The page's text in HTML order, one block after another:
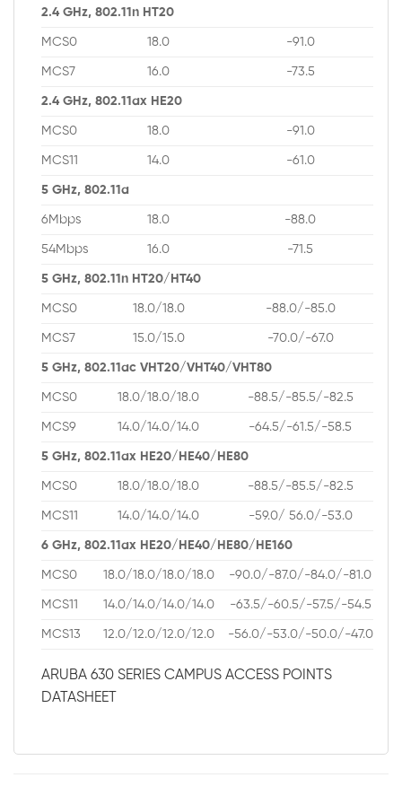
2.4 GHz, 802.11n HT20
MCS0 18.0 -91.0
MCS7 16.0 -73.5
2.4 GHz, 802.11ax HE20
MCS0 18.0 -91.0
MCS11 14.0 -61.0
5 GHz, 802.11a
6Mbps 18.0 -88.0
54Mbps 16.0 -71.5
5 GHz, 802.11n HT20/HT40
MCS0 18.0/18.0 -88.0/-85.0
MCS7 15.0/15.0 -70.0/-67.0
5 GHz, 802.11ac VHT20/VHT40/VHT80
MCS0 18.0/18.0/18.0 -88.5/-85.5/-82.5
MCS9 14.0/14.0/14.0 -64.5/-61.5/-58.5
5 GHz, 802.11ax HE20/HE40/HE80
MCS0 18.0/18.0/18.0 -88.5/-85.5/-82.5
MCS11 14.0/14.0/14.0 -59.0/ 56.0/-53.0
6 GHz, 802.11ax HE20/HE40/HE80/HE160
MCS0 18.0/18.0/18.0/18.0 -90.0/-87.0/-84.0/-81.0
MCS11 14.0/14.0/14.0/14.0 -63.5/-60.5/-57.5/-54.5
MCS13 12.0/12.0/12.0/12.0 -56.0/-53.0/-50.0/-47.0
ARUBA 630 SERIES CAMPUS ACCESS POINTS
DATASHEET